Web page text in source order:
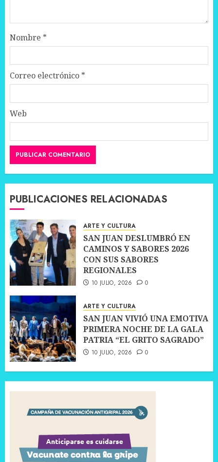
Nombre *
Correo electrónico *
Web
PUBLICACIONES RELACIONADAS
ARTE Y CULTURA
SAN JUAN DESLUMBRÓ EN
CAMINOS Y SABORES 2026
CON SUS SABORES
REGIONALES
10 JULIO, 2026 0
ARTE Y CULTURA
SAN JUAN VIVIÓ UNA EMOTIVA
PRIMERA NOCHE DE LA GALA
PATRIA “EL GRITO SAGRADO”
10 JULIO, 2026 0